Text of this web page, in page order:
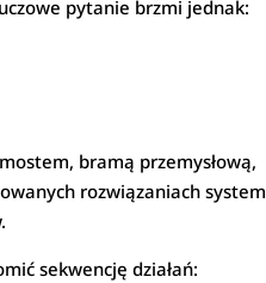
pytanie brzmi jednak:
bramą przemysłową,
rozwiązaniach system
sekwencję działań: